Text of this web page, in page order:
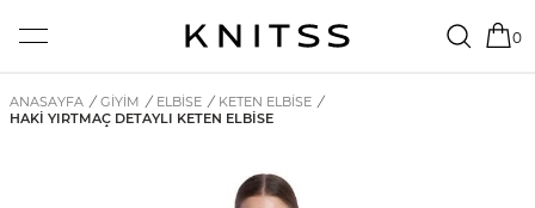
0
ANASAYFA / GİYİM / ELBISE / KETEN ELBISE /
HAKI YIRTMAÇ DETAYLI KETEN ELBISE